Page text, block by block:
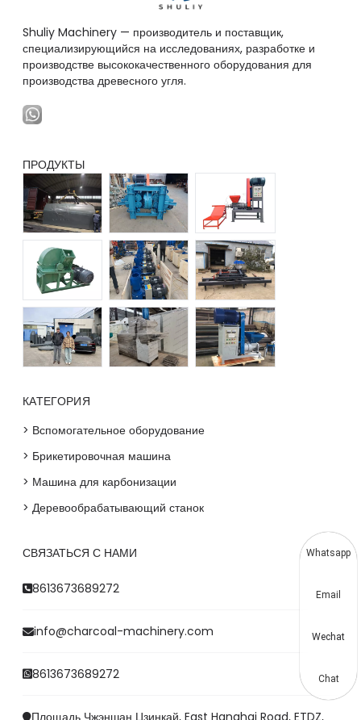
Shuliy Machinery — производитель и поставщик,
специализирующийся на исследованиях, разработке и
производстве высококачественного оборудования для
производства древесного угля.
ПРОДУКТЫ
КАТЕГОРИЯ
> Вспомогательное оборудование
> Брикетировочная машина
> Машина для карбонизации
> Деревообрабатывающий станок
СВЯЗАТЬСЯ С НАМИ
8613673689272
info@charcoal-machinery.com
8613673689272
Площадь Чжэншан Цзинкай, East Hanghai Road, ETDZ,
Whatsapp
Email
Wechat
Chat